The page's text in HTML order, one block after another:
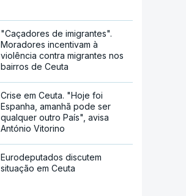
"Caçadores de imigrantes".
Moradores incentivam à
violência contra migrantes nos
bairros de Ceuta
Crise em Ceuta. "Hoje foi
Espanha, amanhã pode ser
qualquer outro País", avisa
António Vitorino
Eurodeputados discutem
situação em Ceuta